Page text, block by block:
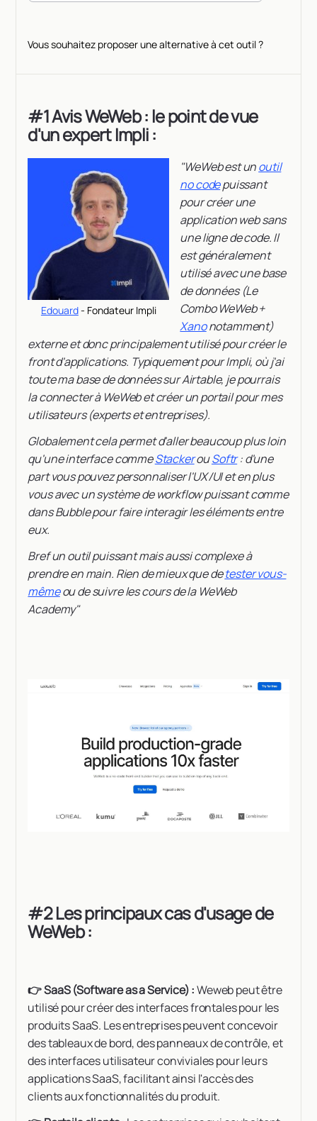
Vous souhaitez proposer une alternative à cet outil ?
#1 Avis WeWeb : le point de vue
d'un expert Impli :
Edouard- Fondateur Impli
"WeWeb est unoutil
no codepuissant
pour créer une
application web sans
une ligne de code. Il
est généralement
utilisé avec une base
de données (Le
Combo WeWeb +
Xanonotamment)
externe et donc principalement utilisé pour créer le
front d'applications. Typiquement pour Impli, où j'ai
toute ma base de données sur Airtable, je pourrais
la connecter à WeWeb et créer un portail pour mes
utilisateurs (experts et entreprises).
Globalement cela permet d'aller beaucoup plus loin
qu'une interface commeStackerouSoftr: d'une
part vous pouvez personnaliser l'UX/UI et en plus
vous avec un système de workflow puissant comme
dans Bubble pour faire interagir les éléments entre
eux.
Bref un outil puissant mais aussi complexe à
prendre en main. Rien de mieux que detester vous-
mêmeou de suivre les cours de la WeWeb
Academy"
#2 Les principaux cas d'usage de
WeWeb :
👉 SaaS (Software as a Service) :Weweb peut être
utilisé pour créer des interfaces frontales pour les
produits SaaS. Les entreprises peuvent concevoir
des tableaux de bord, des panneaux de contrôle, et
des interfaces utilisateur conviviales pour leurs
applications SaaS, facilitant ainsi l'accès des
clients aux fonctionnalités du produit.